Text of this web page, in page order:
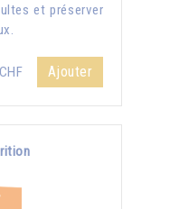
et préserver
Ajouter